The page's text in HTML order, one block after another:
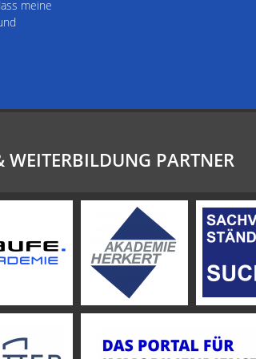
meine
PARTNER